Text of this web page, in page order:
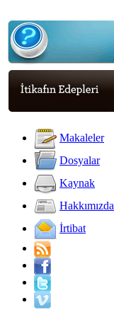
Makaleler
Dosyalar
Kaynak
Hakkımızda
İrtibat